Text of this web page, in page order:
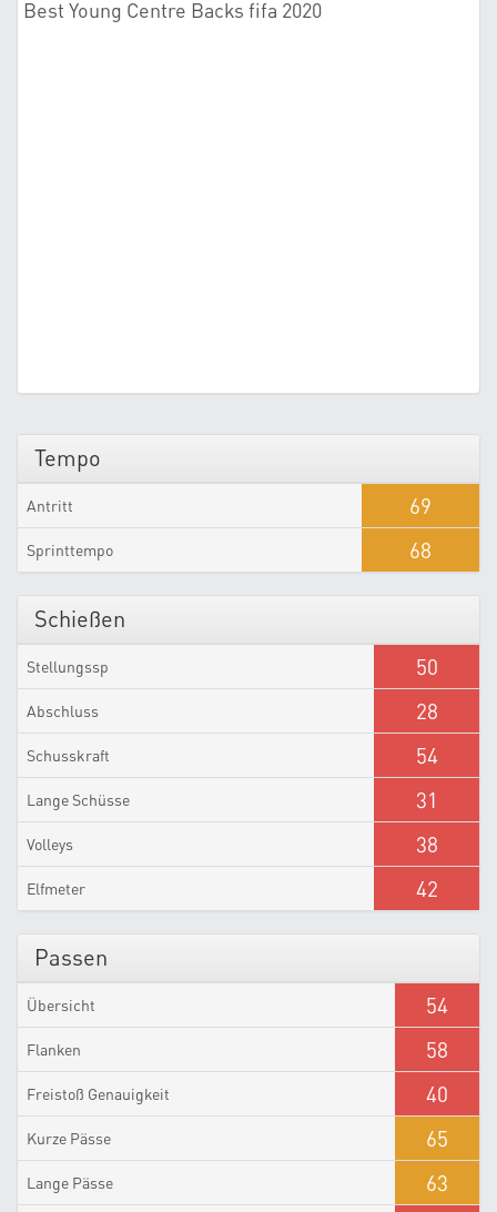
Best Young Centre Backs fifa 2020
Tempo
Antritt 69
Sprinttempo 68
Schießen
Stellungssp 50
Abschluss 28
Schusskraft 54
Lange Schüsse 31
Volleys 38
Elfmeter 42
Passen
Übersicht 54
Flanken 58
Freistoß Genauigkeit 40
Kurze Pässe 65
Lange Pässe 63